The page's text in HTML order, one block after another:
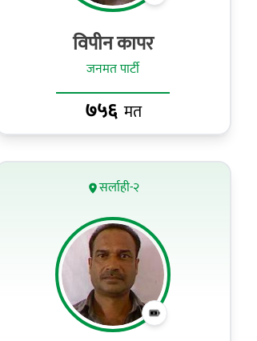
विपीन कापर
जनमत पार्टी
७५६ मत
सर्लाही-२